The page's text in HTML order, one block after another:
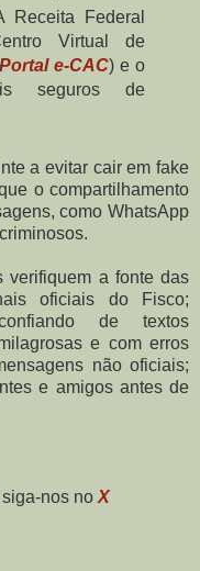
Receita Federal
Virtual de
Portal e-CAC) e o
seguros de
a evitar cair em fake
o compartilhamento
como WhatsApp
verifiquem a fonte das
oficiais do Fisco;
de textos
e com erros
não oficiais;
e amigos antes de
nos no X